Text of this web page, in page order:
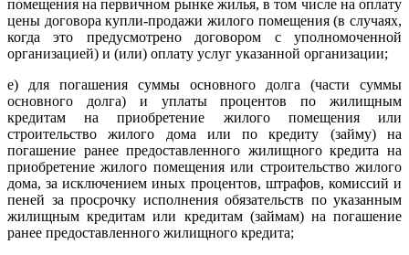
помещения на первичном рынке жилья, в том числе на оплату
цены договора купли-продажи жилого помещения (в случаях,
когда это предусмотрено договором с уполномоченной
организацией) и (или) оплату услуг указанной организации;
е) для погашения суммы основного долга (части суммы
основного долга) и уплаты процентов по жилищным
кредитам на приобретение жилого помещения или
строительство жилого дома или по кредиту (займу) на
погашение ранее предоставленного жилищного кредита на
приобретение жилого помещения или строительство жилого
дома, за исключением иных процентов, штрафов, комиссий и
пеней за просрочку исполнения обязательств по указанным
жилищным кредитам или кредитам (займам) на погашение
ранее предоставленного жилищного кредита;